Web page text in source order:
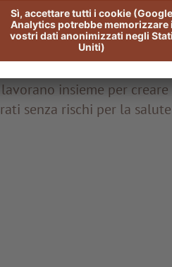
ritenzione idrica,
resistenza,
una keto dieta. Tuttavia
All'ADLER Spa Resort
insieme per
senza rischi per la